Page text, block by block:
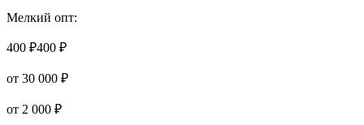
Мелкий опт:
400 ₽400 ₽
от 30 000 ₽
от 2 000 ₽